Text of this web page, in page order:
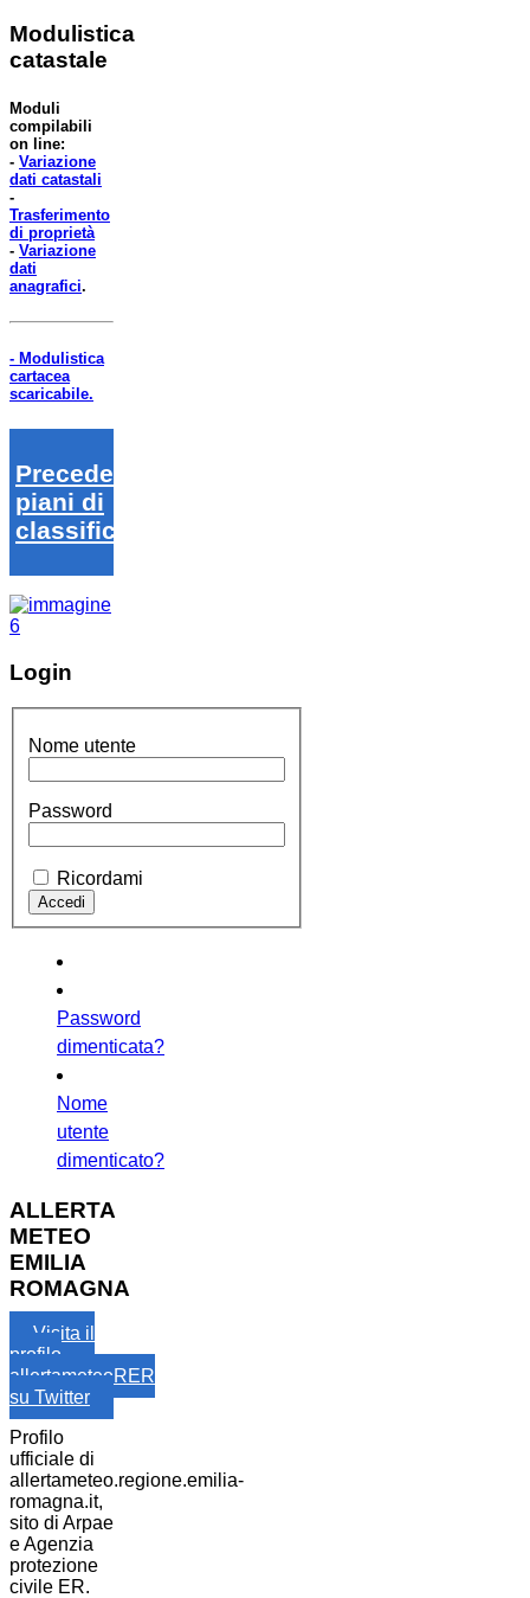
Modulistica
catastale
Moduli
compilabili
on line:
- Variazione
dati catastali
-
Trasferimento
di proprietà
- Variazione
dati
anagrafici.
- Modulistica
cartacea
scaricabile.
Precedenti
piani di
classifica
Login
Nome utente
Password
Ricordami
Password
dimenticata?
Nome
utente
dimenticato?
ALLERTA
METEO
EMILIA
ROMAGNA
Visita il
profilo
allertameteoRER
su Twitter
Profilo
ufficiale di
allertameteo.regione.emilia-
romagna.it,
sito di Arpae
e Agenzia
protezione
civile ER.